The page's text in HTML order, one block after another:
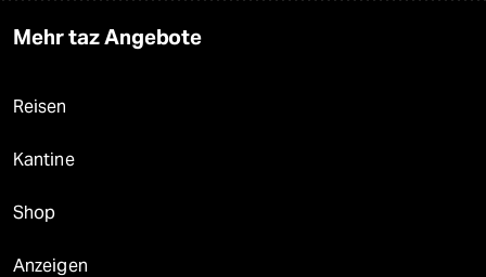
Mehr taz Angebote
Reisen
Kantine
Shop
Anzeigen